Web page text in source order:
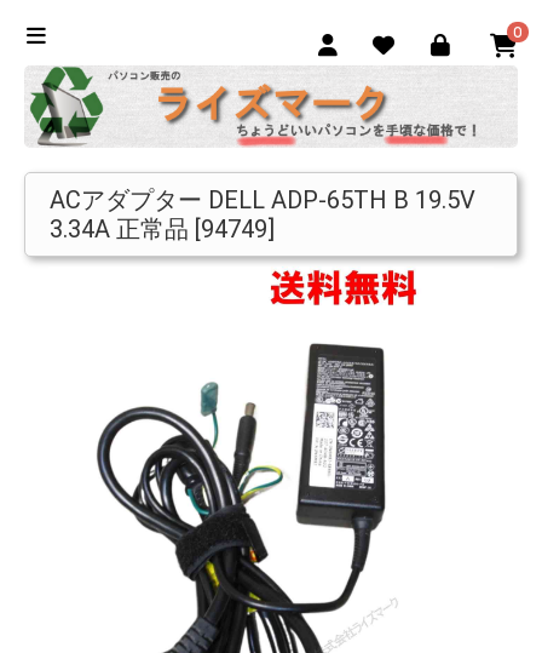
0
ACアダプター DELL ADP-65TH B 19.5V
3.34A 正常品 [94749]